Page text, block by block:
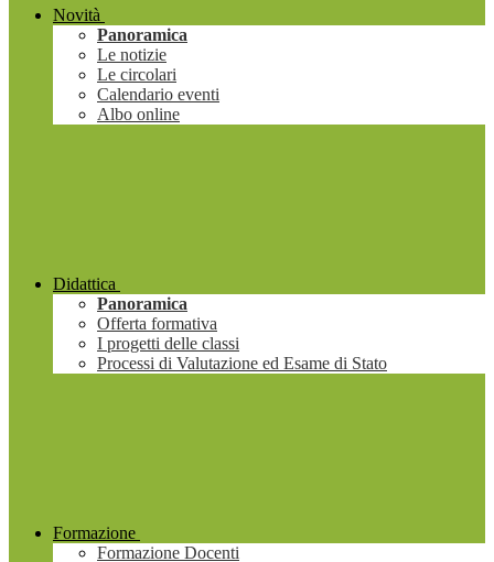
Novità
Panoramica
Le notizie
Le circolari
Calendario eventi
Albo online
Didattica
Panoramica
Offerta formativa
I progetti delle classi
Processi di Valutazione ed Esame di Stato
Formazione
Formazione Docenti